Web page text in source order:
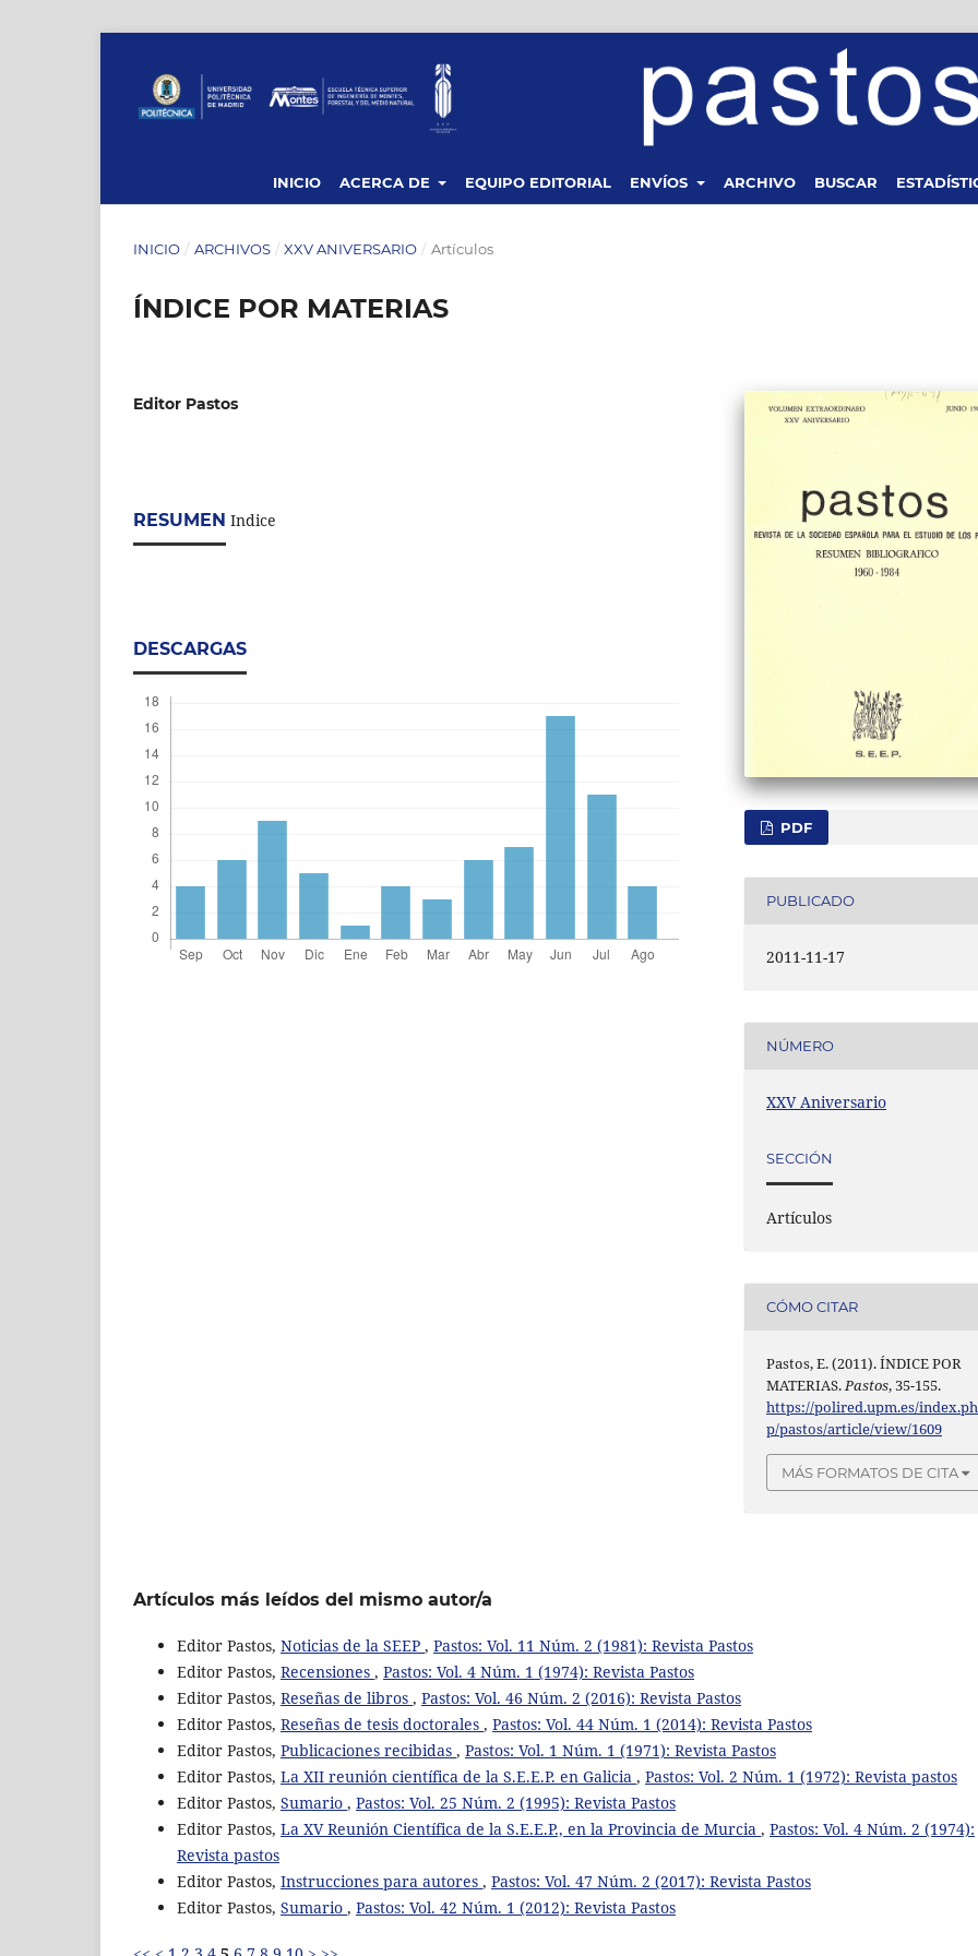
INICIO ACERCA DE EQUIPO EDITORIAL ENVÍOS ARCHIVO BUSCAR
INICIO / ARCHIVOS / XXV ANIVERSARIO / Artículos
ÍNDICE POR MATERIAS
Editor Pastos
RESUMEN Indice
DESCARGAS
PDF
PUBLICADO
2011-11-17
NÚMERO
XXV Aniversario
SECCIÓN
Artículos
CÓMO CITAR
Pastos, E. (2011). ÍNDICE POR
MATERIAS.Pastos, 35-155.
https://polired.upm.es/index.ph
p/pastos/article/view/1609
MÁS FORMATOS DE CITA
Artículos más leídos del mismo autor/a
Editor Pastos, Noticias de la SEEP , Pastos: Vol. 11 Núm. 2 (1981): Revista Pastos
Editor Pastos, Recensiones , Pastos: Vol. 4 Núm. 1 (1974): Revista Pastos
Editor Pastos, Reseñas de libros , Pastos: Vol. 46 Núm. 2 (2016): Revista Pastos
Editor Pastos, Reseñas de tesis doctorales , Pastos: Vol. 44 Núm. 1 (2014): Revista Pastos
Editor Pastos, Publicaciones recibidas , Pastos: Vol. 1 Núm. 1 (1971): Revista Pastos
Editor Pastos, La XII reunión científica de la S.E.E.P. en Galicia , Pastos: Vol. 2 Núm. 1 (1972): Revista pastos
Editor Pastos, Sumario , Pastos: Vol. 25 Núm. 2 (1995): Revista Pastos
Editor Pastos, La XV Reunión Científica de la S.E.E.P., en la Provincia de Murcia , Pastos: Vol. 4 Núm. 2 (1974):
Revista pastos
Editor Pastos, Instrucciones para autores , Pastos: Vol. 47 Núm. 2 (2017): Revista Pastos
Editor Pastos, Sumario , Pastos: Vol. 42 Núm. 1 (2012): Revista Pastos